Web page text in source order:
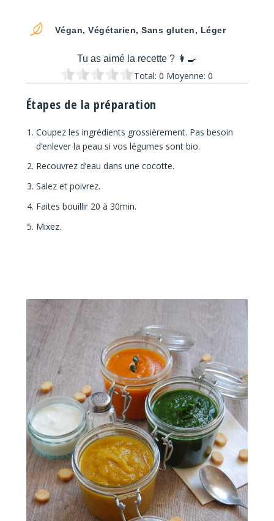
Végan, Végétarien, Sans gluten, Léger
Tu as aimé la recette ? 👩‍🍳
Total:0 Moyenne:0
Étapes de la préparation
Coupez les ingrédients grossièrement. Pas besoin
d’enlever la peau si vos légumes sont bio.
Recouvrez d’eau dans une cocotte.
Salez et poivrez.
Faites bouillir 20 à 30min.
Mixez.